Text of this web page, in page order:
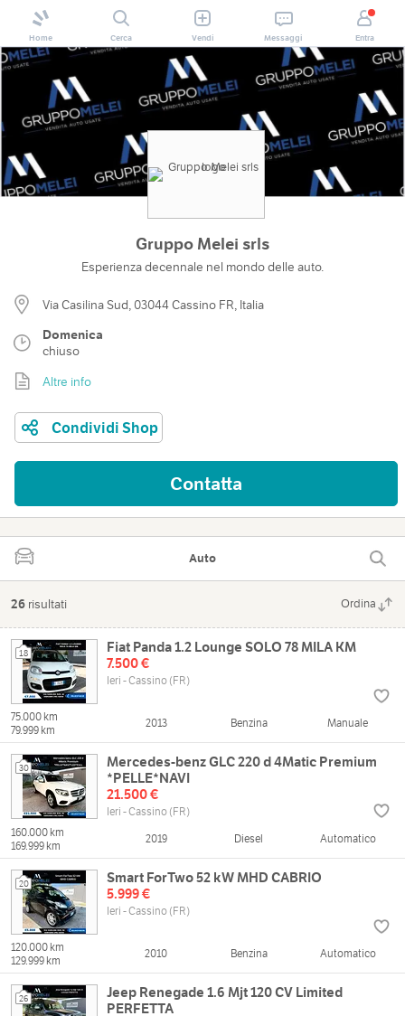
Home Cerca Vendi Messaggi Entra
Gruppo Melei srls
Esperienza decennale nel mondo delle auto.
Via Casilina Sud, 03044 Cassino FR, Italia
Domenica
chiuso
Altre info
Condividi Shop
Contatta
Auto
26 risultati Ordina
18
Fiat Panda 1.2 Lounge SOLO 78 MILA KM
7.500 €
Ieri - Cassino (FR)
75.000 km
79.999 km
2013 Benzina Manuale
30
Mercedes-benz GLC 220 d 4Matic Premium
*PELLE*NAVI
21.500 €
Ieri - Cassino (FR)
160.000 km
169.999 km
2019 Diesel Automatico
20
Smart ForTwo 52 kW MHD CABRIO
5.999 €
Ieri - Cassino (FR)
120.000 km
129.999 km
2010 Benzina Automatico
26
Jeep Renegade 1.6 Mjt 120 CV Limited
PERFETTA